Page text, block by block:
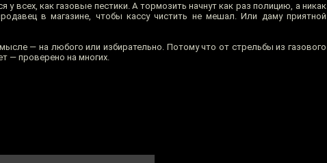
у всех, как газовые пестики. А тормозить начнут как раз полицию, а никак
в магазине, чтобы кассу чистить не мешал. Или даму приятной
— на любого или избирательно. Потому что от стрельбы из газового
— проверено на многих.